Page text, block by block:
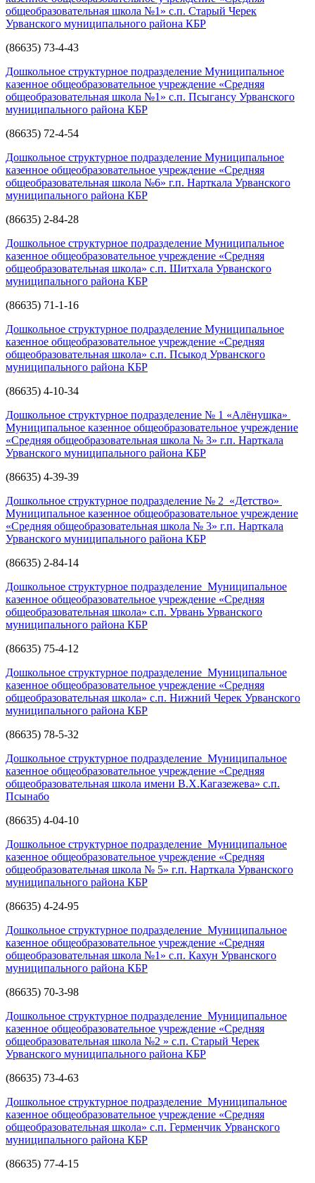
общеобразовательная школа №1» с.п. Старый Черек
Урванского муниципального района КБР
(86635) 73-4-43
Дошкольное структурное подразделение Муниципальное
казенное общеобразовательное учреждение «Средняя
общеобразовательная школа №1» с.п. Псыгансу Урванского
муниципального района КБР
(86635) 72-4-54
Дошкольное структурное подразделение Муниципальное
казенное общеобразовательное учреждение «Средняя
общеобразовательная школа №6» г.п. Нарткала Урванского
муниципального района КБР
(86635) 2-84-28
Дошкольное структурное подразделение Муниципальное
казенное общеобразовательное учреждение «Средняя
общеобразовательная школа» с.п. Шитхала Урванского
муниципального района КБР
(86635) 71-1-16
Дошкольное структурное подразделение Муниципальное
казенное общеобразовательное учреждение «Средняя
общеобразовательная школа» с.п. Псыкод Урванского
муниципального района КБР
(86635) 4-10-34
Дошкольное структурное подразделение № 1 «Алёнушка»
Муниципальное казенное общеобразовательное учреждение
«Средняя общеобразовательная школа № 3» г.п. Нарткала
Урванского муниципального района КБР
(86635) 4-39-39
Дошкольное структурное подразделение № 2 «Детство»
Муниципальное казенное общеобразовательное учреждение
«Средняя общеобразовательная школа № 3» г.п. Нарткала
Урванского муниципального района КБР
(86635) 2-84-14
Дошкольное структурное подразделение Муниципальное
казенное общеобразовательное учреждение «Средняя
общеобразовательная школа» с.п. Урвань Урванского
муниципального района КБР
(86635) 75-4-12
Дошкольное структурное подразделение Муниципальное
казенное общеобразовательное учреждение «Средняя
общеобразовательная школа» с.п. Нижний Черек Урванского
муниципального района КБР
(86635) 78-5-32
Дошкольное структурное подразделение Муниципальное
казенное общеобразовательное учреждение «Средняя
общеобразовательная школа имени В.Х.Кагазежева» с.п.
Псынабо
(86635) 4-04-10
Дошкольное структурное подразделение Муниципальное
казенное общеобразовательное учреждение «Средняя
общеобразовательная школа № 5» г.п. Нарткала Урванского
муниципального района КБР
(86635) 4-24-95
Дошкольное структурное подразделение Муниципальное
казенное общеобразовательное учреждение «Средняя
общеобразовательная школа №1» с.п. Кахун Урванского
муниципального района КБР
(86635) 70-3-98
Дошкольное структурное подразделение Муниципальное
казенное общеобразовательное учреждение «Средняя
общеобразовательная школа №2 » с.п. Старый Черек
Урванского муниципального района КБР
(86635) 73-4-63
Дошкольное структурное подразделение Муниципальное
казенное общеобразовательное учреждение «Средняя
общеобразовательная школа» с.п. Герменчик Урванского
муниципального района КБР
(86635) 77-4-15